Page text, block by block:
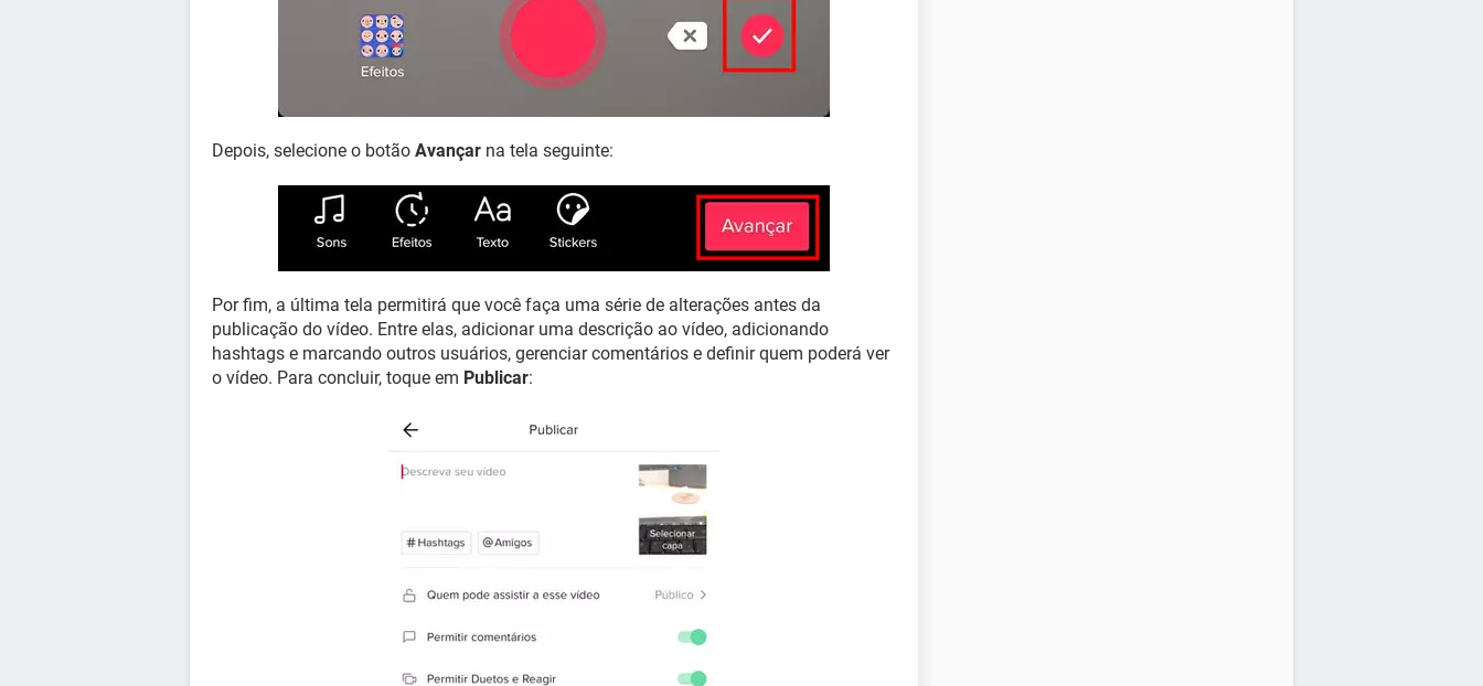
Depois, selecione o botão Avançar na tela seguinte:
Por fim, a última tela permitirá que você faça uma série de alterações antes da
publicação do vídeo. Entre elas, adicionar uma descrição ao vídeo, adicionando
hashtags e marcando outros usuários, gerenciar comentários e definir quem poderá ver
o vídeo. Para concluir, toque em Publicar: